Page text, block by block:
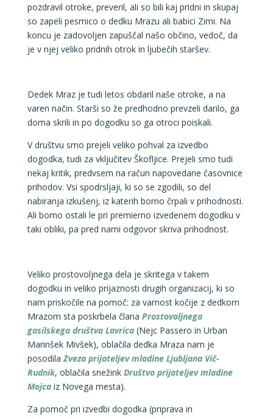
pozdravil otroke, preveril, ali so bili kaj pridni in skupaj
so zapeli pesmico o dedku Mrazu ali babici Zimi. Na
koncu je zadovoljen zapuščal našo občino, vedoč, da
je v njej veliko pridnih otrok in ljubečih staršev.
Dedek Mraz je tudi letos obdaril naše otroke, a na
varen način. Starši so že predhodno prevzeli darilo, ga
doma skrili in po dogodku so ga otroci poiskali.
V društvu smo prejeli veliko pohval za izvedbo
dogodka, tudi za vključitev Škofljice. Prejeli smo tudi
nekaj kritik, predvsem na račun napovedane časovnice
prihodov. Vsi spodrsljaji, ki so se zgodili, so del
nabiranja izkušenj, iz katerih bomo črpali v prihodnosti.
Ali bomo ostali le pri premierno izvedenem dogodku v
taki obliki, pa pred nami odgovor skriva prihodnost.
Veliko prostovoljnega dela je skritega v takem
dogodku in veliko prijaznosti drugih organizacij, ki so
nam priskočile na pomoč: za varnost kočije z dedkom
Mrazom sta poskrbela člana Prostovoljnega
gasilskega društva Lavrica (Nejc Passero in Urban
Marinšek Mivšek), oblačila dedka Mraza nam je
posodilaZveza prijateljev mladine Ljubljana Vič-
Rudnik, oblačila snežink Društvo prijateljev mladine
Mojca iz Novega mesta).
Za pomoč pri izvedbi dogodka (priprava in